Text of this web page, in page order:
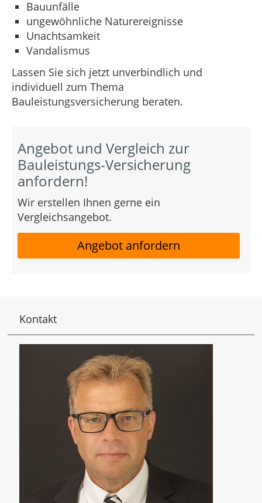
Bauunfälle
ungewöhnliche Naturereignisse
Unachtsamkeit
Vandalismus
Lassen Sie sich jetzt unverbindlich und
individuell zum Thema
Bauleistungsversicherung beraten.
Angebot und Vergleich zur
Bauleistungs-Versicherung
anfordern!
Wir erstellen Ihnen gerne ein
Vergleichsangebot.
Angebot anfordern
Kontakt